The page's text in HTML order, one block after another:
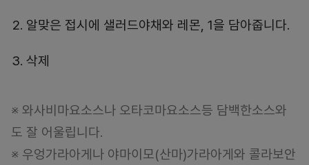
알맞은 접시에 샐러드야채와 레몬, 1을 담아줍니다.
삭제
※ 와사비마요소스나 오타코마요소스등 담백한소스와
도 잘 어울립니다.
※ 우엉가라아게나 야마이모(산마)가라아게와 콜라보안